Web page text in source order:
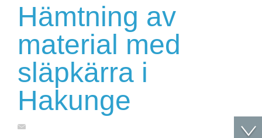
Hämtning av
material med
släpkärra i
Hakunge